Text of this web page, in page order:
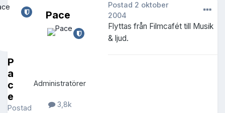
P
a
c
e
Postad
Pace
Administratörer
3,8k
Postad 2 oktober
2004
Flyttas från Filmcafét till Musik
& ljud.